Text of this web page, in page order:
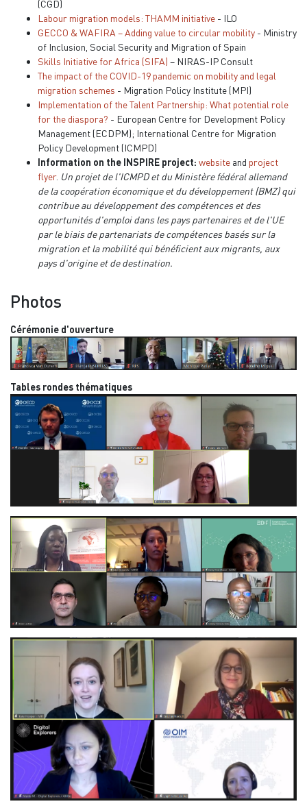
(CGD)
Labour migration models: THAMM initiative - ILO
GECCO & WAFIRA – Adding value to circular mobility - Ministry
of Inclusion, Social Security and Migration of Spain
Skills Initiative for Africa (SIFA) – NIRAS-IP Consult
The impact of the COVID-19 pandemic on mobility and legal
migration schemes - Migration Policy Institute (MPI)
Implementation of the Talent Partnership: What potential role
for the diaspora? - European Centre for Development Policy
Management (ECDPM); International Centre for Migration
Policy Development (ICMPD)
Information on the INSPIRE project: website and project
flyer. Un projet de l'ICMPD et du Ministère fédéral allemand
de la coopération économique et du développement (BMZ) qui
contribue au développement des compétences et des
opportunités d'emploi dans les pays partenaires et de l'UE
par le biais de partenariats de compétences basés sur la
migration et la mobilité qui bénéficient aux migrants, aux
pays d'origine et de destination.
Photos
Cérémonie d'ouverture
Tables rondes thématiques